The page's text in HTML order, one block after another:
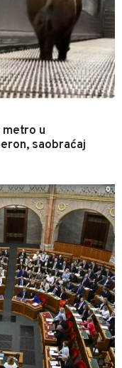
u
saobraćaj
0